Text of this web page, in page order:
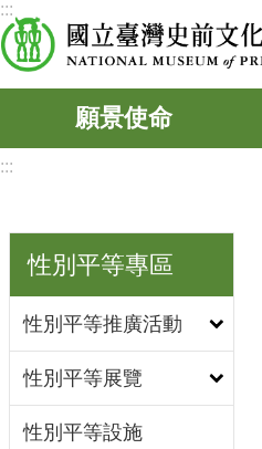
跳到主要內容區塊
:::
願景使命
:::
性別平等專區
性別平等推廣活動
性別平等展覽
性別平等設施